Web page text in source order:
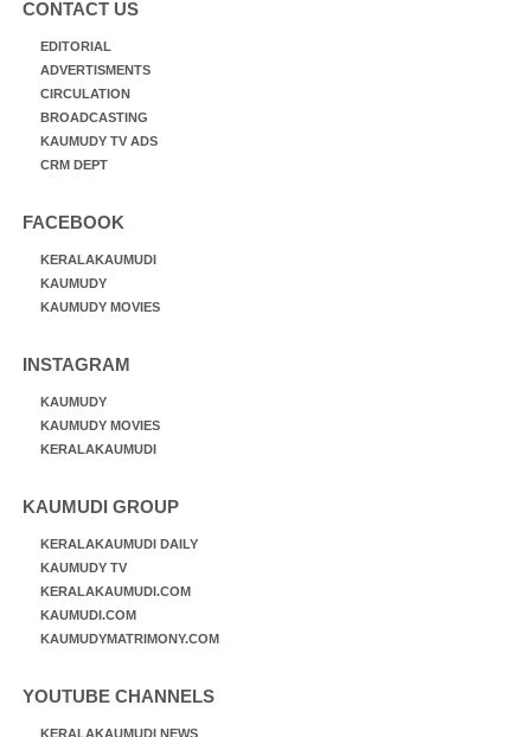
CONTACT US
EDITORIAL
ADVERTISMENTS
CIRCULATION
BROADCASTING
KAUMUDY TV ADS
CRM DEPT
FACEBOOK
KERALAKAUMUDI
KAUMUDY
KAUMUDY MOVIES
INSTAGRAM
KAUMUDY
KAUMUDY MOVIES
KERALAKAUMUDI
KAUMUDI GROUP
KERALAKAUMUDI DAILY
KAUMUDY TV
KERALAKAUMUDI.COM
KAUMUDI.COM
KAUMUDYMATRIMONY.COM
YOUTUBE CHANNELS
KERALAKAUMUDI NEWS